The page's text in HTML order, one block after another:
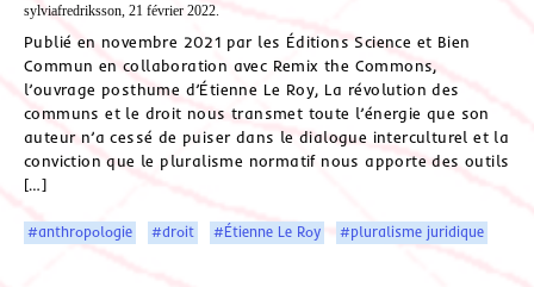
sylviafredriksson, 21 février 2022.
Publié en novembre 2021 par les Éditions Science et Bien
Commun en collaboration avec Remix the Commons,
l’ouvrage posthume d’Étienne Le Roy, La révolution des
communs et le droit nous transmet toute l’énergie que son
auteur n’a cessé de puiser dans le dialogue interculturel et la
conviction que le pluralisme normatif nous apporte des outils
[…]
#anthropologie #droit #Étienne Le Roy #pluralisme juridique